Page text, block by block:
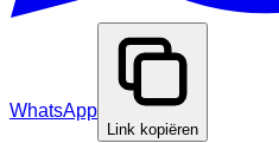
WhatsApp
Link kopiëren